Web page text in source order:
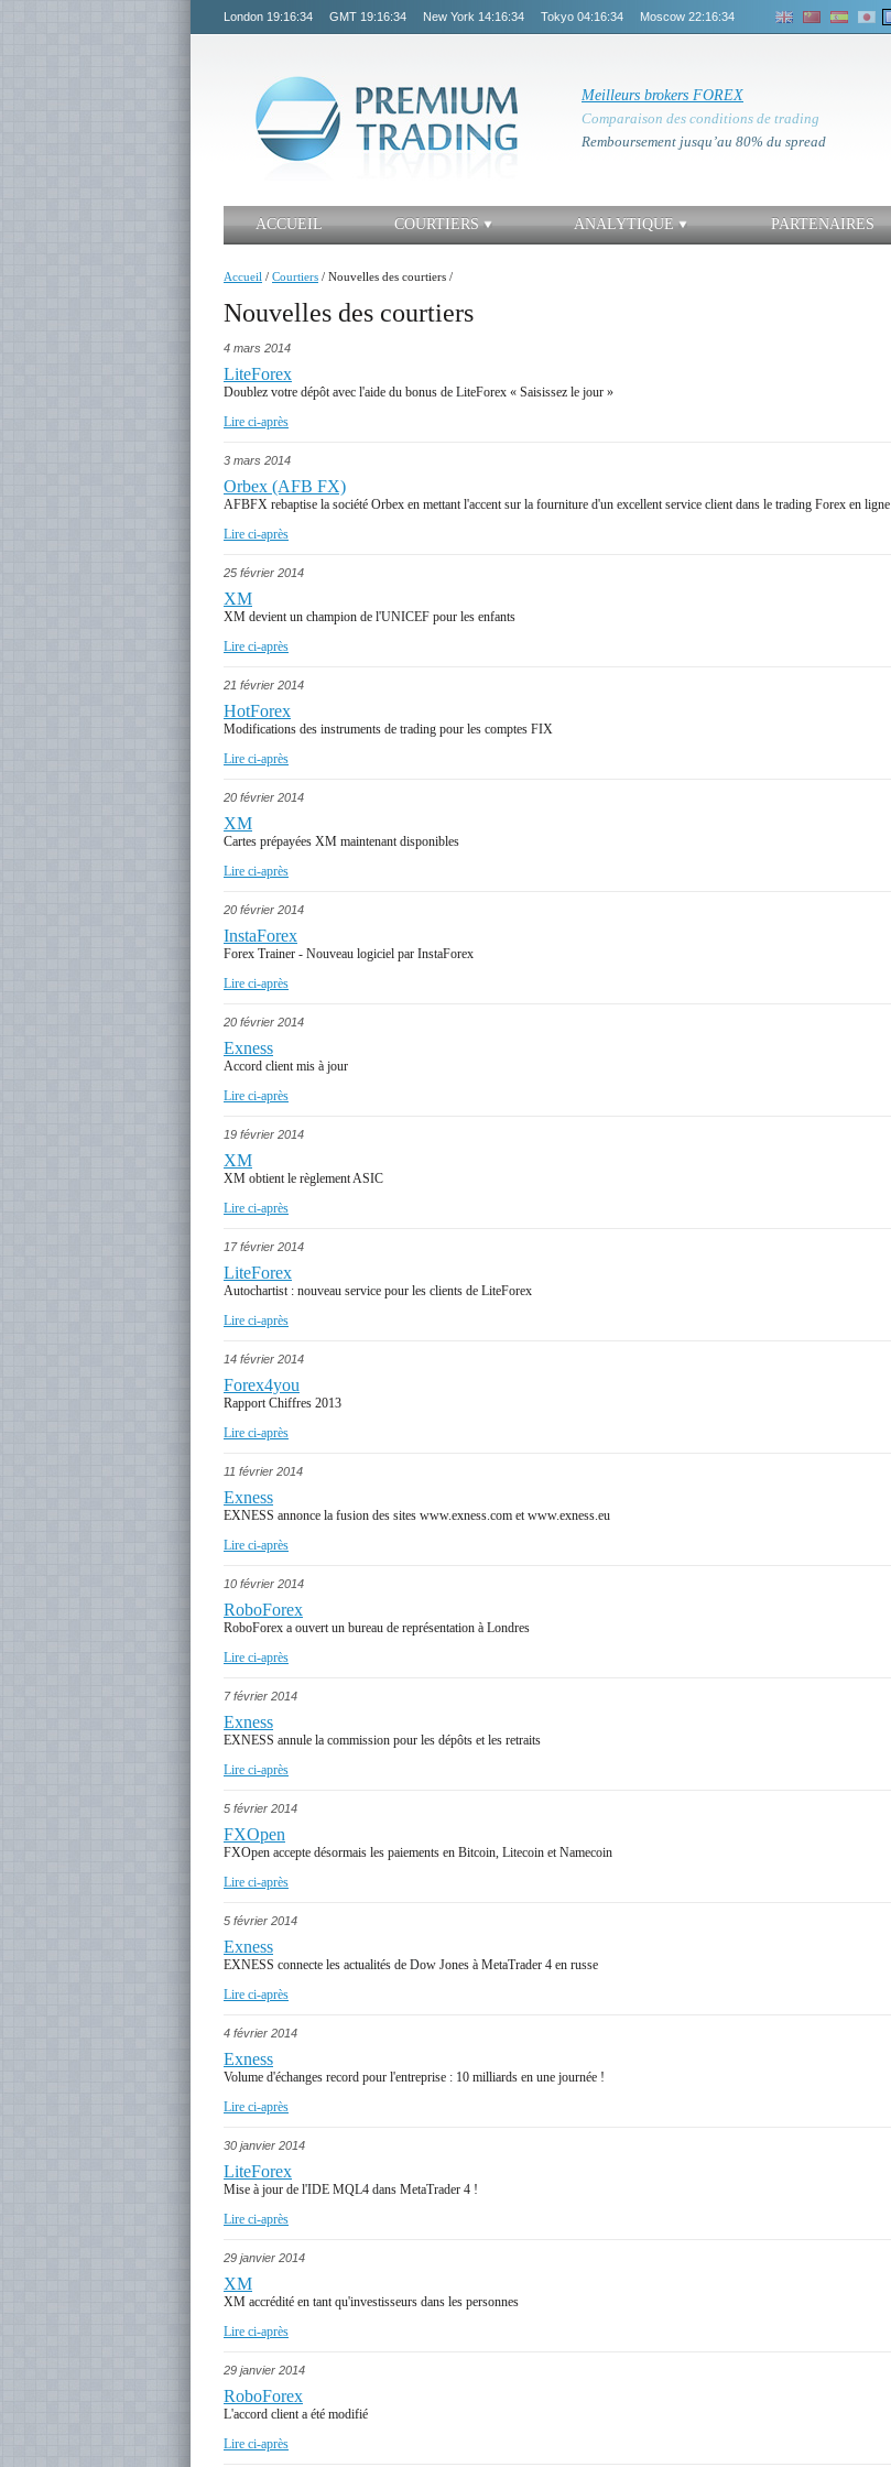
London 19:16:35 GMT 19:16:35 New York 14:16:35 Tokyo 04:16:35 Moscow 22:16:35
Meilleurs brokers FOREX
Comparaison des conditions de trading
Remboursement jusqu’au 80% du spread
ACCUEIL COURTIERS ANALYTIQUE PARTENAIRES
Accueil / Courtiers / Nouvelles des courtiers /
Nouvelles des courtiers
4 mars 2014
LiteForex
Doublez votre dépôt avec l'aide du bonus de LiteForex « Saisissez le jour »
Lire ci-après
3 mars 2014
Orbex (AFB FX)
AFBFX rebaptise la société Orbex en mettant l'accent sur la fourniture d'un excellent service client dans le trading Forex en ligne
Lire ci-après
25 février 2014
XM
XM devient un champion de l'UNICEF pour les enfants
Lire ci-après
21 février 2014
HotForex
Modifications des instruments de trading pour les comptes FIX
Lire ci-après
20 février 2014
XM
Cartes prépayées XM maintenant disponibles
Lire ci-après
20 février 2014
InstaForex
Forex Trainer - Nouveau logiciel par InstaForex
Lire ci-après
20 février 2014
Exness
Accord client mis à jour
Lire ci-après
19 février 2014
XM
XM obtient le règlement ASIC
Lire ci-après
17 février 2014
LiteForex
Autochartist : nouveau service pour les clients de LiteForex
Lire ci-après
14 février 2014
Forex4you
Rapport Chiffres 2013
Lire ci-après
11 février 2014
Exness
EXNESS annonce la fusion des sites www.exness.com et www.exness.eu
Lire ci-après
10 février 2014
RoboForex
RoboForex a ouvert un bureau de représentation à Londres
Lire ci-après
7 février 2014
Exness
EXNESS annule la commission pour les dépôts et les retraits
Lire ci-après
5 février 2014
FXOpen
FXOpen accepte désormais les paiements en Bitcoin, Litecoin et Namecoin
Lire ci-après
5 février 2014
Exness
EXNESS connecte les actualités de Dow Jones à MetaTrader 4 en russe
Lire ci-après
4 février 2014
Exness
Volume d'échanges record pour l'entreprise : 10 milliards en une journée !
Lire ci-après
30 janvier 2014
LiteForex
Mise à jour de l'IDE MQL4 dans MetaTrader 4 !
Lire ci-après
29 janvier 2014
XM
XM accrédité en tant qu'investisseurs dans les personnes
Lire ci-après
29 janvier 2014
RoboForex
L'accord client a été modifié
Lire ci-après